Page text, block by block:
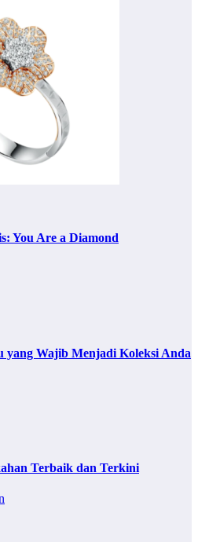
You Are a Diamond
yang Wajib Menjadi Koleksi Anda
Terbaik dan Terkini